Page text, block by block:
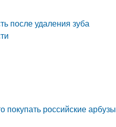
после удаления зуба
российские